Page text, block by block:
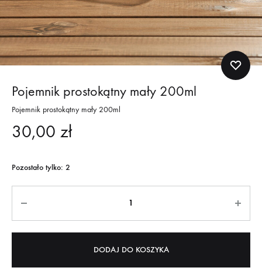
Pojemnik prostokątny mały 200ml
Pojemnik prostokątny mały 200ml
30,00 zł
Pozostało tylko: 2
DODAJ DO KOSZYKA